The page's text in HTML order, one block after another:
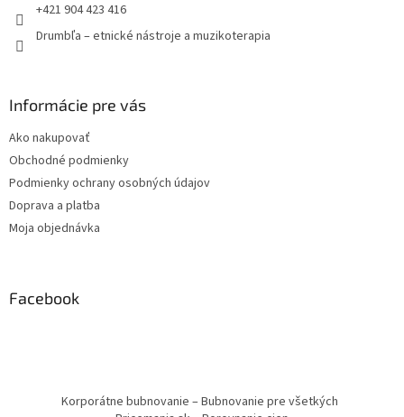
+421 904 423 416
Drumbľa – etnické nástroje a muzikoterapia
Informácie pre vás
Ako nakupovať
Obchodné podmienky
Podmienky ochrany osobných údajov
Doprava a platba
Moja objednávka
Facebook
Korporátne bubnovanie – Bubnovanie pre všetkých